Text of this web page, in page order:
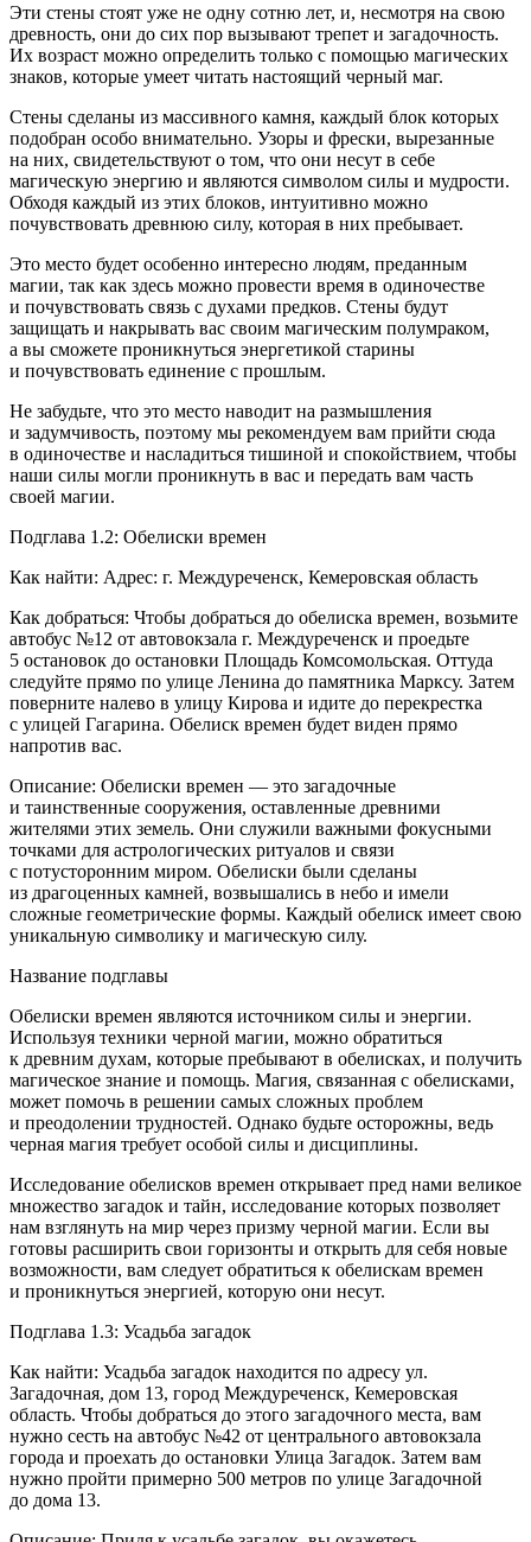
Эти стены стоят уже не одну сотню лет, и, несмотря на свою
древность, они до сих пор вызывают трепет и загадочность.
Их возраст можно определить только с помощью магических
знаков, которые умеет читать настоящий черный маг.
Стены сделаны из массивного камня, каждый блок которых
подобран особо внимательно. Узоры и фрески, вырезанные
на них, свидетельствуют о том, что они несут в себе
магическую энергию и являются символом силы и мудрости.
Обходя каждый из этих блоков, интуитивно можно
почувствовать древнюю силу, которая в них пребывает.
Это место будет особенно интересно людям, преданным
магии, так как здесь можно провести время в одиночестве
и почувствовать связь с духами предков. Стены будут
защищать и накрывать вас своим магическим полумраком,
а вы сможете проникнуться энергетикой старины
и почувствовать единение с прошлым.
Не забудьте, что это место наводит на размышления
и задумчивость, поэтому мы рекомендуем вам прийти сюда
в одиночестве и насладиться тишиной и спокойствием, чтобы
наши силы могли проникнуть в вас и передать вам часть
своей магии.
Подглава 1.2: Обелиски времен
Как найти: Адрес: г. Междуреченск, Кемеровская область
Как добраться: Чтобы добраться до обелиска времен, возьмите
автобус №12 от автовокзала г. Междуреченск и проедьте
5 остановок до остановки Площадь Комсомольская. Оттуда
следуйте прямо по улице Ленина до памятника Марксу. Затем
поверните налево в улицу Кирова и идите до перекрестка
с улицей Гагарина. Обелиск времен будет виден прямо
напротив вас.
Описание: Обелиски времен — это загадочные
и таинственные сооружения, оставленные древними
жителями этих земель. Они служили важными фокусными
точками для астрологических ритуалов и связи
с потусторонним миром. Обелиски были сделаны
из драгоценных камней, возвышались в небо и имели
сложные геометрические формы. Каждый обелиск имеет свою
уникальную символику и магическую силу.
Название подглавы
Обелиски времен являются источником силы и энергии.
Используя техники черной магии, можно обратиться
к древним духам, которые пребывают в обелисках, и получить
магическое знание и помощь. Магия, связанная с обелисками,
может помочь в решении самых сложных проблем
и преодолении трудностей. Однако будьте осторожны, ведь
черная магия требует особой силы и дисциплины.
Исследование обелисков времен открывает пред нами великое
множество загадок и тайн, исследование которых позволяет
нам взглянуть на мир через призму черной магии. Если вы
готовы расширить свои горизонты и открыть для себя новые
возможности, вам следует обратиться к обелискам времен
и проникнуться энергией, которую они несут.
Подглава 1.3: Усадьба загадок
Как найти: Усадьба загадок находится по адресу ул.
Загадочная, дом 13, город Междуреченск, Кемеровская
область. Чтобы добраться до этого загадочного места, вам
нужно сесть на автобус №42 от центрального автовокзала
города и проехать до остановки Улица Загадок. Затем вам
нужно пройти примерно 500 метров по улице Загадочной
до дома 13.